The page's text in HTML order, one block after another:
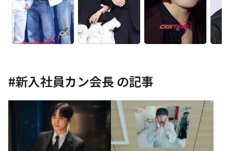
#新入社員カン会長 の記事